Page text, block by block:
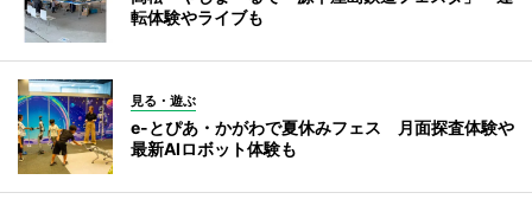
転体験やライブも
見る・遊ぶ
e-とぴあ・かがわで夏休みフェス 月面探査体験や
最新AIロボット体験も